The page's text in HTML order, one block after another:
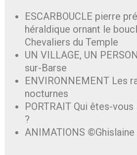
ESCARBOUCLE pierre
héraldique ornant le
Chevaliers du Temple
UN VILLAGE, UN
sur-Barse
ENVIRONNEMENT Les
nocturnes
PORTRAIT Qui êtes-
?
ANIMATIONS